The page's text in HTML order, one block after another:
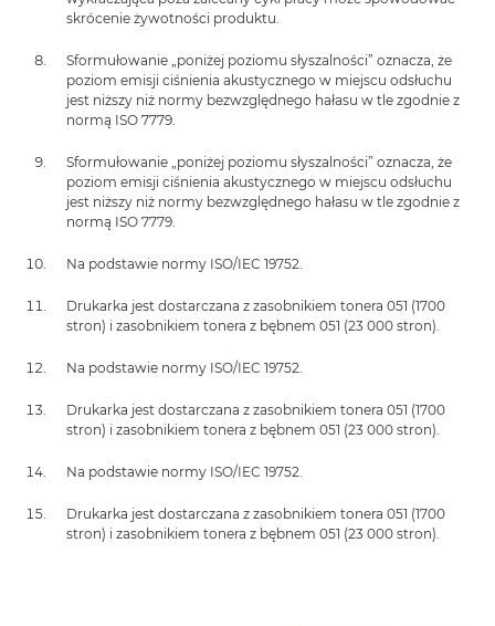
skrócenie żywotności produktu.
Sformułowanie „poniżej poziomu słyszalności” oznacza, że
poziom emisji ciśnienia akustycznego w miejscu odsłuchu
jest niższy niż normy bezwzględnego hałasu w tle zgodnie z
normą ISO 7779.
Sformułowanie „poniżej poziomu słyszalności” oznacza, że
poziom emisji ciśnienia akustycznego w miejscu odsłuchu
jest niższy niż normy bezwzględnego hałasu w tle zgodnie z
normą ISO 7779.
Na podstawie normy ISO/IEC 19752.
Drukarka jest dostarczana z zasobnikiem tonera 051 (1700
stron) i zasobnikiem tonera z bębnem 051 (23 000 stron).
Na podstawie normy ISO/IEC 19752.
Drukarka jest dostarczana z zasobnikiem tonera 051 (1700
stron) i zasobnikiem tonera z bębnem 051 (23 000 stron).
Na podstawie normy ISO/IEC 19752.
Drukarka jest dostarczana z zasobnikiem tonera 051 (1700
stron) i zasobnikiem tonera z bębnem 051 (23 000 stron).